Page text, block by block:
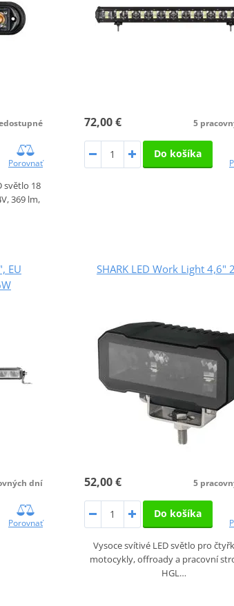
Porovnať
světlo 18
369 lm,
72,00 € 5
Do košíka
EU
dní
Porovnať
SHARK LED Work Light 4,6"
52,00 € 5
Do košíka
Vysoce svítivé LED světlo pro
motocykly, offroady a pracovní
HGL…